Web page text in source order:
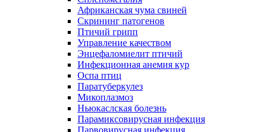
Африканская чума свиней
Скрининг патогенов
Птичий грипп
Управление качеством
Энцефаломиелит птичий
Инфекционная анемия кур
Оспа птиц
Паратуберкулез
Микоплазмоз
Ньюкаслская болезнь
Парамиксовирусная инфекция
Парвовирусная инфекция